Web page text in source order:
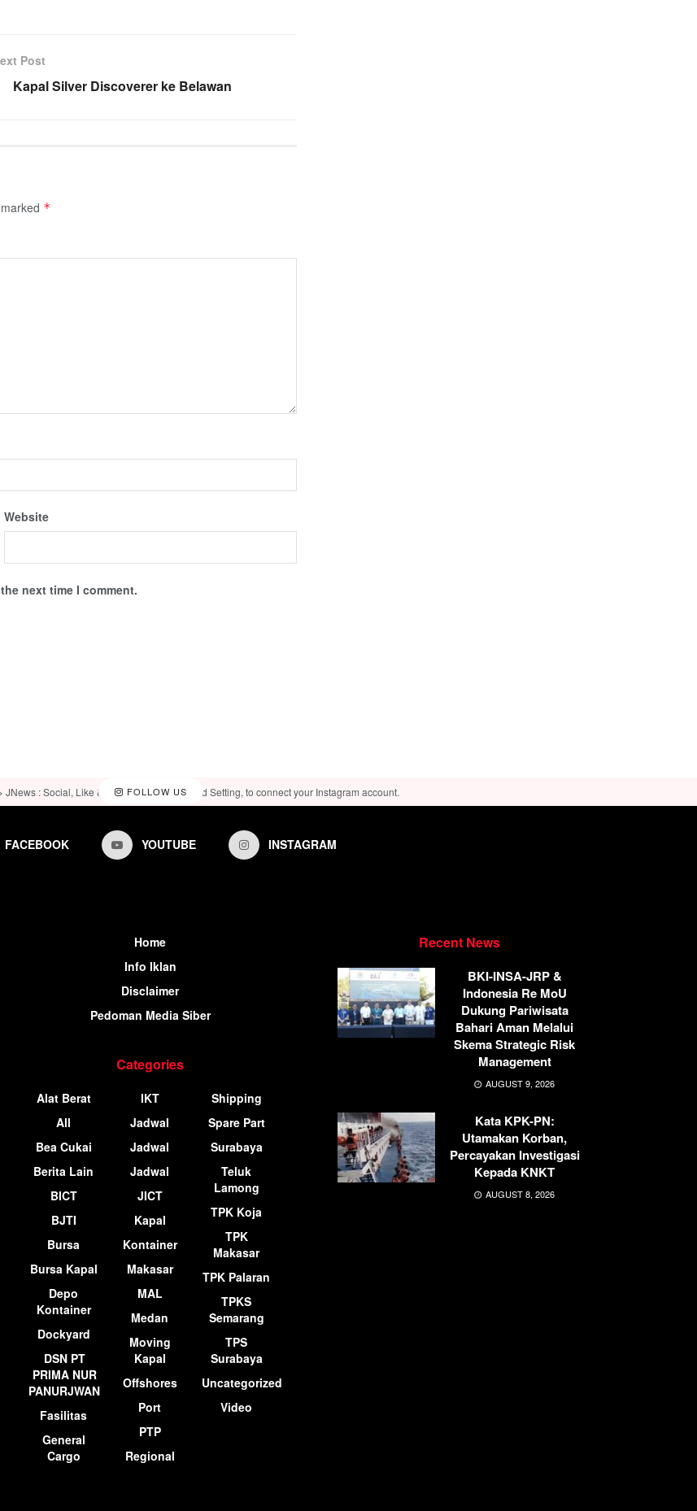
Post
Kapal Silver Discoverer ke Belawan
*
Website
next time I comment.
FOLLOW US
JNews : Social, Like & View > Instagram Feed Setting, to connect your Instagram account.
FACEBOOK YOUTUBE INSTAGRAM
Home
Info Iklan
Disclaimer
Pedoman Media Siber
Categories
Alat Berat
All
Bea Cukai
Berita Lain
BICT
BJTI
Bursa
Bursa Kapal
Depo
Kontainer
Dockyard
DSN PT
PRIMA NUR
PANURJWAN
Fasilitas
General
Cargo
IKT
Jadwal
Jadwal
Jadwal
JICT
Kapal
Kontainer
Makasar
MAL
Medan
Moving
Kapal
Offshores
Port
PTP
Regional
Shipping
Spare Part
Surabaya
Teluk
Lamong
TPK Koja
TPK
Makasar
TPK Palaran
TPKS
Semarang
TPS
Surabaya
Uncategorized
Video
Recent News
BKI-INSA-JRP &
Indonesia Re MoU
Dukung Pariwisata
Bahari Aman Melalui
Skema Strategic Risk
Management
AUGUST 9, 2026
Kata KPK-PN:
Utamakan Korban,
Percayakan Investigasi
Kepada KNKT
AUGUST 8, 2026